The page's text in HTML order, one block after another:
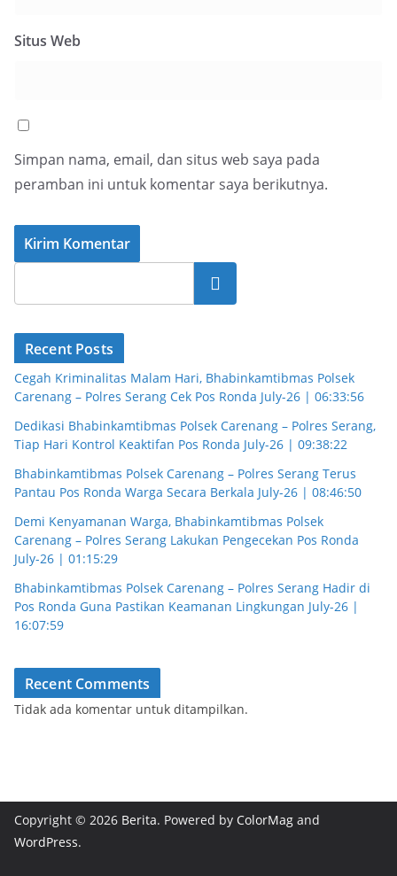
Situs Web
Simpan nama, email, dan situs web saya pada
peramban ini untuk komentar saya berikutnya.
Cari
Recent Posts
Cegah Kriminalitas Malam Hari, Bhabinkamtibmas Polsek
Carenang – Polres Serang Cek Pos Ronda July-26 | 06:33:56
Dedikasi Bhabinkamtibmas Polsek Carenang – Polres Serang,
Tiap Hari Kontrol Keaktifan Pos Ronda July-26 | 09:38:22
Bhabinkamtibmas Polsek Carenang – Polres Serang Terus
Pantau Pos Ronda Warga Secara Berkala July-26 | 08:46:50
Demi Kenyamanan Warga, Bhabinkamtibmas Polsek
Carenang – Polres Serang Lakukan Pengecekan Pos Ronda
July-26 | 01:15:29
Bhabinkamtibmas Polsek Carenang – Polres Serang Hadir di
Pos Ronda Guna Pastikan Keamanan Lingkungan July-26 |
16:07:59
Recent Comments
Tidak ada komentar untuk ditampilkan.
Copyright © 2026 Berita. Powered by ColorMag and
WordPress.